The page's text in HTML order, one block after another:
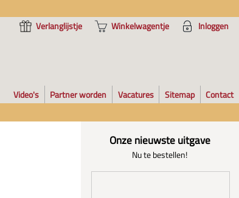
Verlanglijstje
Winkelwagentje Inloggen
Video's Partner worden Vacatures Sitemap Contact
Onze nieuwste uitgave
Nu te bestellen!